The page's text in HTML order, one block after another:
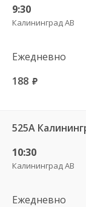
9:30
Калининград АВ
Ежедневно
188 руб.
10:30
Калининград АВ
Ежедневно